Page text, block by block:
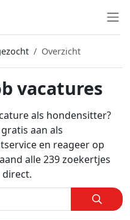
Overzicht
vacatures
als hondensitter?
aan als
en reageer op
alle 239 zoekertjes